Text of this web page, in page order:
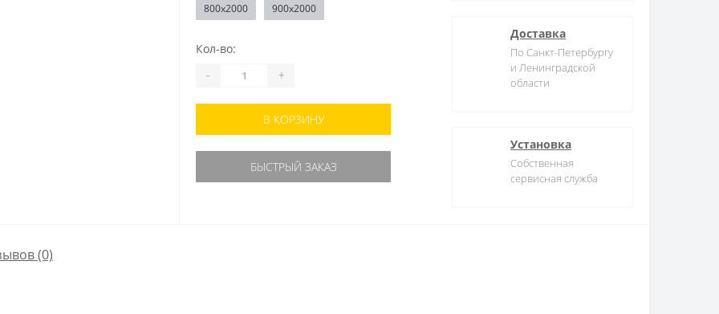
800x2000 900x2000
Кол-во:
- +
В КОРЗИНУ
БЫСТРЫЙ ЗАКАЗ
Доставка
По Санкт-Петербургу
и Ленинградской
области
Установка
Собственная
сервисная служба
(0)